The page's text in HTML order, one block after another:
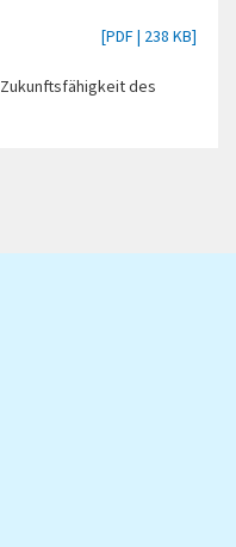
[PDF | 238 KB]
des